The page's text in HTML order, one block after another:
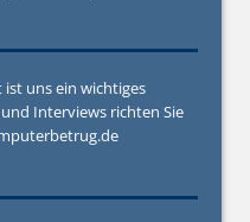
uns ein wichtiges
Interviews richten Sie